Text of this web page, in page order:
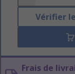
Vérifier
Frais de